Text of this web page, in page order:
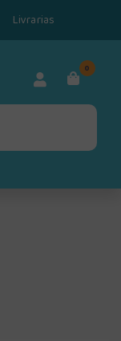
Livrarias
0